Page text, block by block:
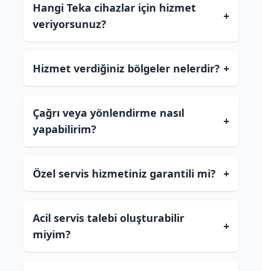
Hangi Teka cihazlar için hizmet
veriyorsunuz?
+
Hizmet verdiğiniz bölgeler nelerdir? +
Çağrı veya yönlendirme nasıl
yapabilirim?
+
Özel servis hizmetiniz garantili mi? +
Acil servis talebi oluşturabilir
miyim?
+